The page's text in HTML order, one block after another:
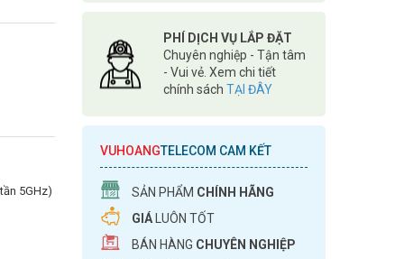
5GHz)
PHÍ DỊCH VỤ LẮP ĐẶT
Chuyên nghiệp - Tận tâm
- Vui vẻ. Xem chi tiết
chính sách TẠI ĐÂY
VUHOANGTELECOM CAM KẾT
SẢN PHẨM CHÍNH HÃNG
GIÁ LUÔN TỐT
BÁN HÀNG CHUYÊN NGHIỆP